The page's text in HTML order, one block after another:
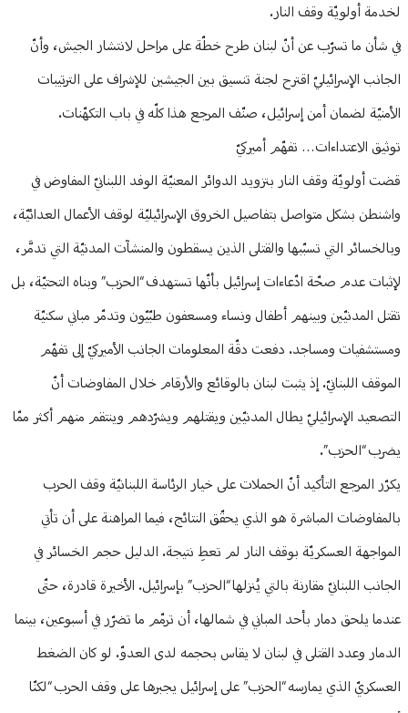
لخدمة أولويّة وقف النار.
في شأن ما تسرّب عن أنّ لبنان طرح خطّة على مراحل لانتشار الجيش، وأنّ
الجانب الإسرائيليّ اقترح لجنة تنسيق بين الجيشين للإشراف على الترتيبات
الأمنيّة لضمان أمن إسرائيل، صنّف المرجع هذا كلّه في باب التكهّنات.
توثيق الاعتداءات… تفهّم أميركيّ
قضت أولويّة وقف النار بتزويد الدوائر المعنيّة الوفد اللبنانيّ المفاوض في
واشنطن بشكل متواصل بتفاصيل الخروق الإسرائيليّة لوقف الأعمال العدائيّة،
وبالخسائر التي تسبّبها والقتلى الذين يسقطون والمنشآت المدنيّة التي تدمَّر،
لإثبات عدم صحّة ادّعاءات إسرائيل بأنّها تستهدف “الحزب” وبناه التحتيّة، بل
تقتل المدنيّين وبينهم أطفال ونساء ومسعفون طبّيّون وتدمّر مباني سكنيّة
ومستشفيات ومساجد. دفعت دقّة المعلومات الجانب الأميركيّ إلى تفهّم
الموقف اللبنانيّ. إذ يثبت لبنان بالوقائع والأرقام خلال المفاوضات أنّ
التصعيد الإسرائيليّ يطال المدنيّين ويقتلهم ويشرّدهم وينتقم منهم أكثر ممّا
يضرب “الحزب”.
يكرّر المرجع التأكيد أنّ الحملات على خيار الرئاسة اللبنانيّة وقف الحرب
بالمفاوضات المباشرة هو الذي يحقّق النتائج، فيما المراهنة على أن تأتي
المواجهة العسكريّة بوقف النار لم تعطِ نتيجة. الدليل حجم الخسائر في
الجانب اللبنانيّ مقارنة بالتي يُنزلها “الحزب” بإسرائيل. الأخيرة قادرة، حتّى
عندما يلحق دمار بأحد المباني في شمالها، أن ترمّم ما تضرّر في أسبوعين، بينما
الدمار وعدد القتلى في لبنان لا يقاس بحجمه لدى العدوّ. لو كان الضغط
العسكريّ الذي يمارسه “الحزب” على إسرائيل يجبرها على وقف الحرب “لكنّا